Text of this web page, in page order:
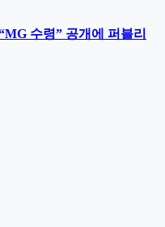
수령” 공개에 퍼블리